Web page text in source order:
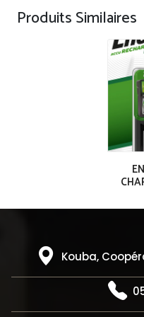
Produits Similaires
Kouba,